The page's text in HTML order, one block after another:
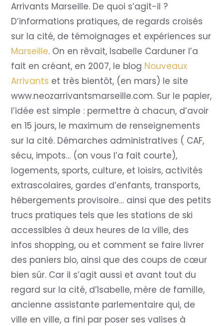
Arrivants Marseille. De quoi s’agit-il ?
D’informations pratiques, de regards croisés
sur la cité, de témoignages et expériences sur
Marseille. On en rêvait, Isabelle Carduner l’a
fait en créant, en 2007, le blog Nouveaux
Arrivants et très bientôt, (en mars) le site
www.neozarrivantsmarseille.com. Sur le papier,
l’idée est simple : permettre à chacun, d’avoir
en 15 jours, le maximum de renseignements
sur la cité. Démarches administratives ( CAF,
sécu, impots… (on vous l’a fait courte),
logements, sports, culture, et loisirs, activités
extrascolaires, gardes d’enfants, transports,
hébergements provisoire… ainsi que des petits
trucs pratiques tels que les stations de ski
accessibles à deux heures de la ville, des
infos shopping, ou et comment se faire livrer
des paniers bio, ainsi que des coups de cœur
bien sûr. Car il s’agit aussi et avant tout du
regard sur la cité, d’Isabelle, mère de famille,
ancienne assistante parlementaire qui, de
ville en ville, a fini par poser ses valises à